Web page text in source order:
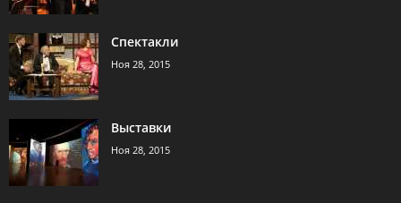
Спектакли
Ноя 28, 2015
Выставки
Ноя 28, 2015